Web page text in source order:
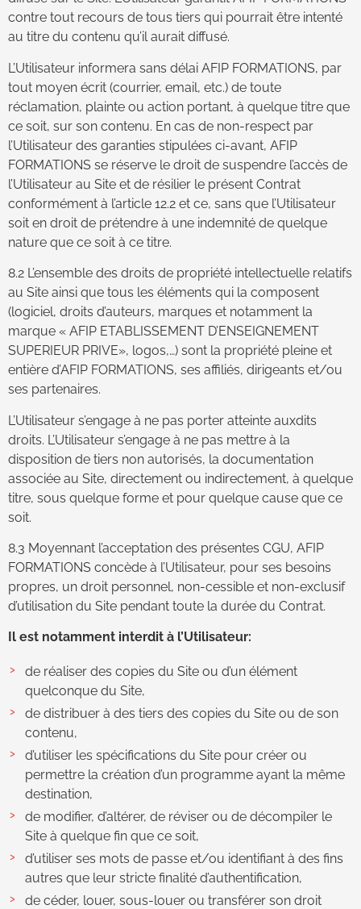
contre tout recours de tous tiers qui pourrait être intenté
au titre du contenu qu’il aurait diffusé.
L’Utilisateur informera sans délai AFIP FORMATIONS, par
tout moyen écrit (courrier, email, etc.) de toute
réclamation, plainte ou action portant, à quelque titre que
ce soit, sur son contenu. En cas de non-respect par
l’Utilisateur des garanties stipulées ci-avant, AFIP
FORMATIONS se réserve le droit de suspendre l’accès de
l’Utilisateur au Site et de résilier le présent Contrat
conformément à l’article 12.2 et ce, sans que l’Utilisateur
soit en droit de prétendre à une indemnité de quelque
nature que ce soit à ce titre.
8.2 L’ensemble des droits de propriété intellectuelle relatifs
au Site ainsi que tous les éléments qui la composent
(logiciel, droits d’auteurs, marques et notamment la
marque « AFIP ETABLISSEMENT D’ENSEIGNEMENT
SUPERIEUR PRIVE», logos,…) sont la propriété pleine et
entière d’AFIP FORMATIONS, ses affiliés, dirigeants et/ou
ses partenaires.
L’Utilisateur s’engage à ne pas porter atteinte auxdits
droits. L’Utilisateur s’engage à ne pas mettre à la
disposition de tiers non autorisés, la documentation
associée au Site, directement ou indirectement, à quelque
titre, sous quelque forme et pour quelque cause que ce
soit.
8.3 Moyennant l’acceptation des présentes CGU, AFIP
FORMATIONS concède à l’Utilisateur, pour ses besoins
propres, un droit personnel, non-cessible et non-exclusif
d’utilisation du Site pendant toute la durée du Contrat.
Il est notamment interdit à l’Utilisateur:
de réaliser des copies du Site ou d’un élément
quelconque du Site,
de distribuer à des tiers des copies du Site ou de son
contenu,
d’utiliser les spécifications du Site pour créer ou
permettre la création d’un programme ayant la même
destination,
de modifier, d’altérer, de réviser ou de décompiler le
Site à quelque fin que ce soit,
d’utiliser ses mots de passe et/ou identifiant à des fins
autres que leur stricte finalité d’authentification,
de céder, louer, sous-louer ou transférer son droit